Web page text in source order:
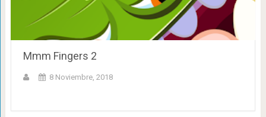
Mmm Fingers 2
8 Noviembre, 2018